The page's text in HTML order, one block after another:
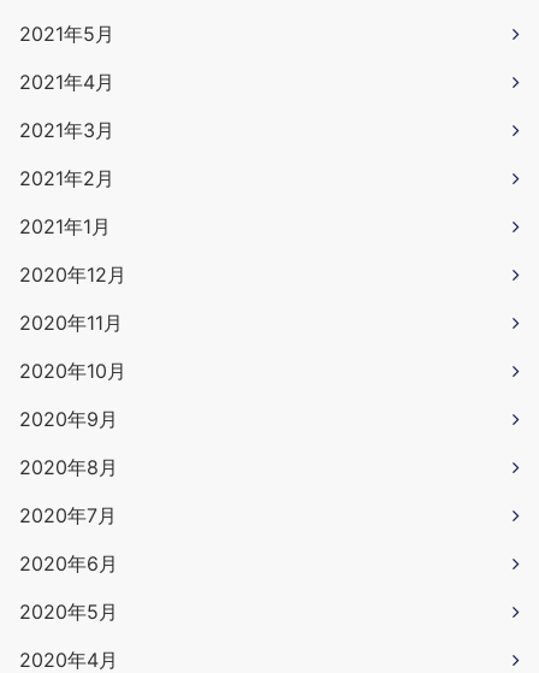
2021年5月
2021年4月
2021年3月
2021年2月
2021年1月
2020年12月
2020年11月
2020年10月
2020年9月
2020年8月
2020年7月
2020年6月
2020年5月
2020年4月